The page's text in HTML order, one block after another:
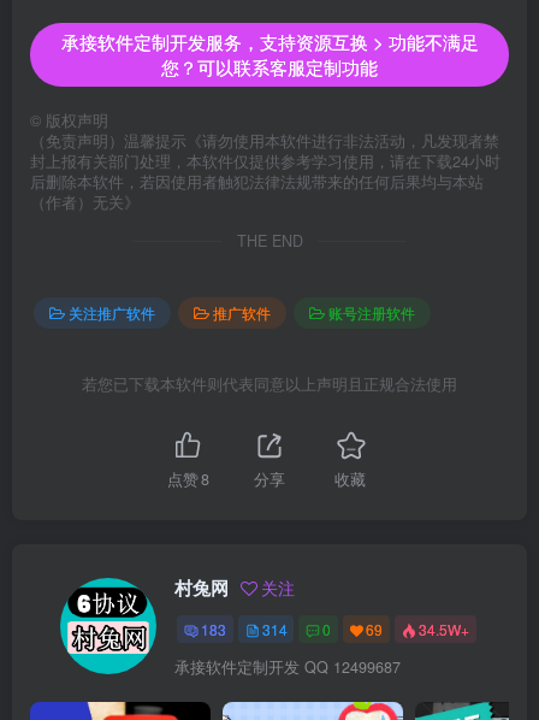
承接软件定制开发服务，支持资源互换 > 功能不满足
您？可以联系客服定制功能
© 版权声明
（免责声明）温馨提示《请勿使用本软件进行非法活动，凡发现者禁
封上报有关部门处理，本软件仅提供参考学习使用，请在下载24小时
后删除本软件，若因使用者触犯法律法规带来的任何后果均与本站
（作者）无关》
THE END
关注推广软件 推广软件 账号注册软件
若您已下载本软件则代表同意以上声明且正规合法使用
点赞8 分享 收藏
村兔网 关注
183 314 0 69 34.5W+
承接软件定制开发 QQ 12499687